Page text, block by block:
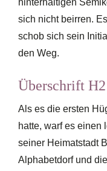
hinterhältigen
sich nicht beirren.
schob sich sein
den Weg.
Überschrift H2
Als es die ersten
hatte, warf es einen
seiner Heimatstadt
Alphabetdorf und